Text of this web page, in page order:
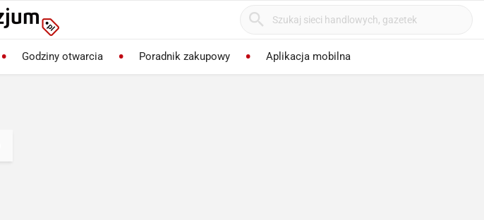
Godziny otwarcia Poradnik zakupowy Aplikacja mobilna